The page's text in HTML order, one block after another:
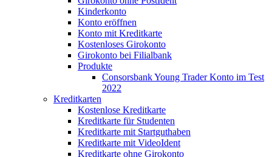
Kinderkonto
Konto eröffnen
Konto mit Kreditkarte
Kostenloses Girokonto
Girokonto bei Filialbank
Produkte
Consorsbank Young Trader Konto im Test
2022
Kreditkarten
Kostenlose Kreditkarte
Kreditkarte für Studenten
Kreditkarte mit Startguthaben
Kreditkarte mit VideoIdent
Kreditkarte ohne Girokonto